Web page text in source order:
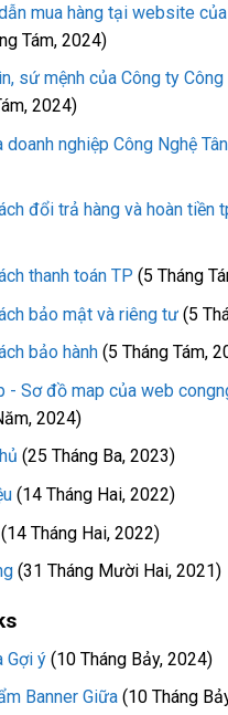
mua hàng tại website
Tám, 2024)
sứ mệnh của Công ty Công
2024)
doanh nghiệp Công Nghệ
đổi trả hàng và hoàn tiền
thanh toán TP (5 Tháng
bảo mật và riêng tư (5
bảo hành (5 Tháng Tám,
- Sơ đồ map của web
2024)
(25 Tháng Ba, 2023)
(14 Tháng Hai, 2022)
(14 Tháng Hai, 2022)
(31 Tháng Mười Hai, 2021)
Gợi ý (10 Tháng Bảy, 2024)
Banner Giữa (10 Tháng